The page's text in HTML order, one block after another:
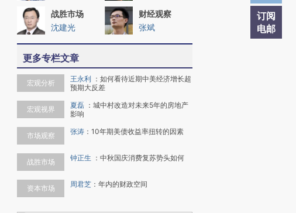
订阅
电邮
战胜市场
沈建光
财经观察
张斌
更多专栏文章
宏观分析 王永利 ： 如何看待近期中美经济增长超
预期大反差
宏观视界 夏磊 ： 城中村改造对未来5年的房地产
影响
市场观察 张涛 ： 10年期美债收益率扭转的因素
战胜市场 钟正生 ： 中秋国庆消费复苏势头如何
资本市场 周君芝 ： 年内的财政空间